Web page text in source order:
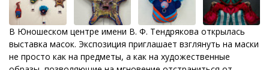
В Юношеском центре имени В. Ф. Тендрякова открылась
выставка масок. Экспозиция приглашает взглянуть на маски
не просто как на предметы, а как на художественные